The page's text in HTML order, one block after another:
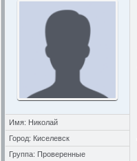
Имя: Николай
Город: Киселевск
Группа: Проверенные